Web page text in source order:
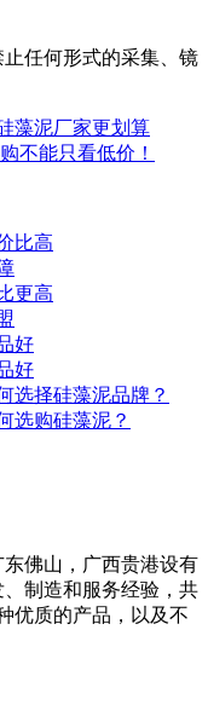
任何形式的采集、镜
藻泥厂家更划算
不能只看低价！
比高
更高
好
好
选择硅藻泥品牌？
选购硅藻泥？
佛山，广西贵港设有
制造和服务经验，共
优质的产品，以及不